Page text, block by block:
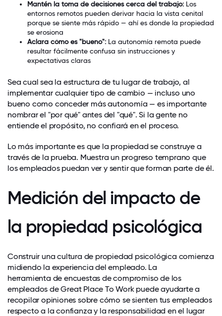
Mantén la toma de decisiones cerca del trabajo: Los
entornos remotos pueden derivar hacia la vista cenital
porque se siente más rápido — ahí es donde la propiedad
se erosiona
Aclara cómo es "bueno": La autonomía remota puede
resultar fácilmente confusa sin instrucciones y
expectativas claras
Sea cual sea la estructura de tu lugar de trabajo, al
implementar cualquier tipo de cambio — incluso uno
bueno como conceder más autonomía — es importante
nombrar el "por qué" antes del "qué". Si la gente no
entiende el propósito, no confiará en el proceso.
Lo más importante es que la propiedad se construye a
través de la prueba. Muestra un progreso temprano que
los empleados puedan ver y sentir que forman parte de él.
Medición del impacto de
la propiedad psicológica
Construir una cultura de propiedad psicológica comienza
midiendo la experiencia del empleado. La
herramienta de encuestas de compromiso de los
empleados de Great Place To Work puede ayudarte a
recopilar opiniones sobre cómo se sienten tus empleados
respecto a la confianza y la responsabilidad en el lugar